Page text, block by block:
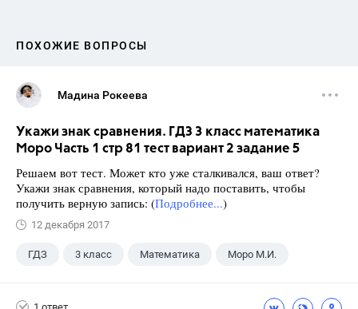
ПОХОЖИЕ ВОПРОСЫ
Мадина Рокеева
Укажи знак сравнения. ГДЗ 3 класс математика
Моро Часть 1 стр 81 тест вариант 2 задание 5
Решаем вот тест. Может кто уже сталкивался, ваш ответ?
Укажи знак сравнения, который надо поставить, чтобы
получить верную запись: (Подробнее...)
12 декабря 2017
ГДЗ 3 класс Математика Моро М.И.
1 ответ